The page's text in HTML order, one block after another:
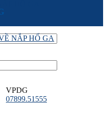
NẮP HỐ GA
VPDG
07899.51555